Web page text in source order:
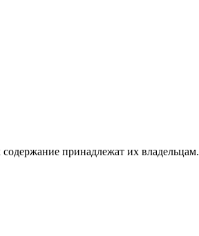
принадлежат их владельцам.